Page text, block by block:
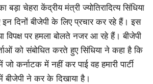
बड़ा चेहरा केंद्रीय मंत्री ज्योतिरादित्य सिंधिया
दिनों बीजेपी के लिए प्रचार कर रहे हैं। इस
विपक्ष पर हमला बोलते नजर आ रहे हैं। बीजेपी
को संबोधित करते हुए सिंधिया ने कहा है कि
कर्नाटक में नहीं कर पाई वह हमारी पार्टी
बीजेपी ने कर के दिखाया है।